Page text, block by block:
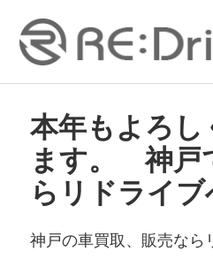
本年もよろし
ます。 神戸
らリドライブ
神戸の車買取、販売なら